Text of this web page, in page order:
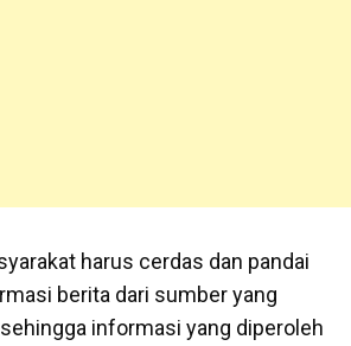
harus cerdas dan pandai
berita dari sumber yang
informasi yang diperoleh